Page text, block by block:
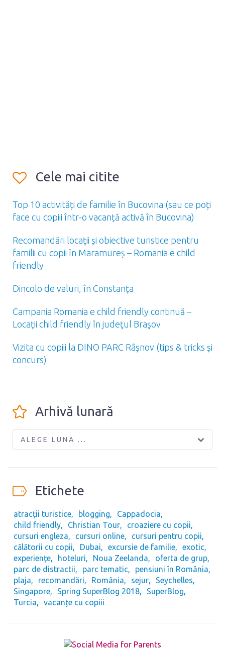
Cele mai citite
Top 10 activități de familie în Bucovina (sau ce poți
face cu copiii într-o vacanță activă în Bucovina)
Recomandări locaţii și obiective turistice pentru
familii cu copii în Maramureș – Romania e child
friendly
Dincolo de valuri, în Constanţa
Campania Romania e child friendly continuă –
Locaţii child friendly în judeţul Braşov
Vizita cu copiii la DINO PARC Râşnov (tips & tricks și
concurs)
Arhivă lunară
ALEGE LUNA ...
Etichete
atracții turistice blogging
Cappadocia
child friendly
Christian Tour
croaziere cu copii
cursuri engleza
cursuri online
cursuri pentru copii
călătorii cu copii
Dubai excursie de familie
exotic
experiențe
hoteluri Noua Zeelanda
oferta de grup
parc de distractii
parc tematic
pensiuni în România
plaja
recomandări România sejur
Seychelles
Singapore
Spring SuperBlog 2018
SuperBlog
Turcia
vacanțe cu copiii